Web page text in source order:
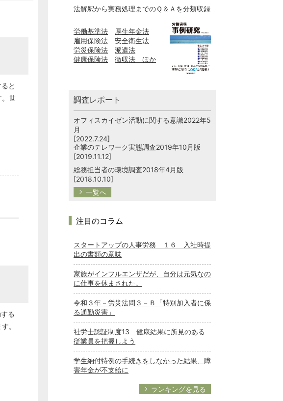
と
。世
る
。
法解釈から実務処理までのＱ＆Ａを分類収録
労働基準法
厚生年金法
雇用保険法
安全衛生法
労災保険法
派遣法
健康保険法
徴収法 ほか
調査レポート
オフィスカイゼン活動に関する意識2022年5
月
[2022.7.24]
企業のテレワーク実態調査2019年10月版
[2019.11.12]
総務担当者の環境調査2018年4月版
[2018.10.10]
一覧へ
注目のコラム
スタートアップの人事労務 １６ 入社時提
出の書類の意味
家族がインフルエンザだが、自分は元気なの
に仕事を休まされた。
令和３年－労災法問３－Ｂ「特別加入者に係
る通勤災害」
社労士認証制度13 健康結果に所見のある
従業員を把握しよう
学生納付特例の手続きをしなかった結果、障
害年金が不支給に
ランキングを見る